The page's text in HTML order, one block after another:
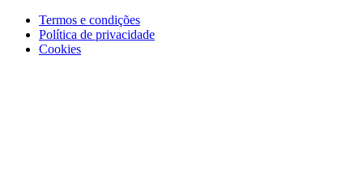
Termos e condições
Política de privacidade
Cookies